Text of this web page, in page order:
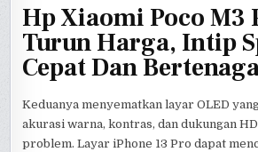
Hp Xiaomi Poco M3
Turun Harga, Intip
Cepat Dan
Keduanya menyematkan layar OLED
akurasi warna, kontras, dan dukungan
problem. Layar iPhone 13 Pro dapat